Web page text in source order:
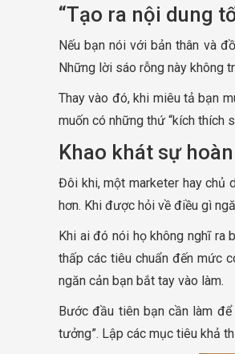
“Tạo ra nội dung
Nếu bạn nói với bản thân và
Những lời sáo rỗng này không
Thay vào đó, khi miêu tả bạn
muốn có những thứ “kích thích
Khao khát sự
Đôi khi, một marketer hay chủ
hơn. Khi được hỏi về điều gì
Khi ai đó nói họ không nghĩ ra
thấp các tiêu chuẩn đến mức
ngăn cản bạn bắt tay vào làm.
Bước đầu tiên bạn cần làm
tưởng”. Lập các mục tiêu khả